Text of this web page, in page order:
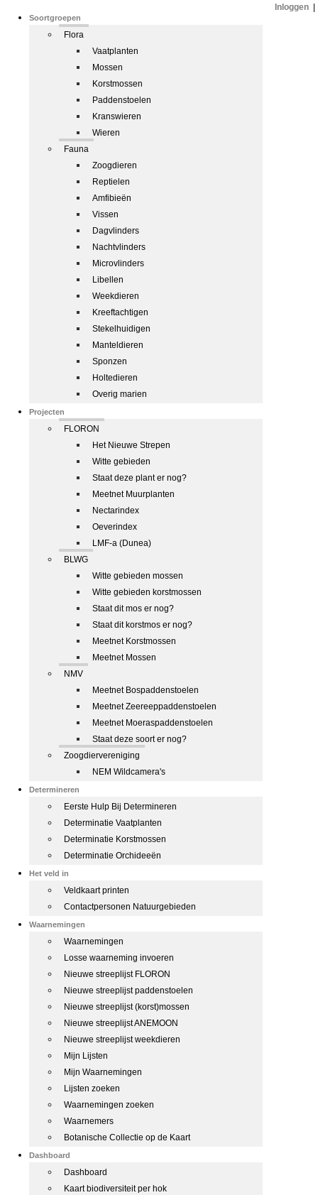
Soortgroepen
Flora
Vaatplanten
Mossen
Korstmossen
Paddenstoelen
Kranswieren
Wieren
Fauna
Zoogdieren
Reptielen
Amfibieën
Vissen
Dagvlinders
Nachtvlinders
Microvlinders
Libellen
Weekdieren
Kreeftachtigen
Stekelhuidigen
Manteldieren
Sponzen
Holtedieren
Overig marien
Projecten
FLORON
Het Nieuwe Strepen
Witte gebieden
Staat deze plant er nog?
Meetnet Muurplanten
Nectarindex
Oeverindex
LMF-a (Dunea)
BLWG
Witte gebieden mossen
Witte gebieden korstmossen
Staat dit mos er nog?
Staat dit korstmos er nog?
Meetnet Korstmossen
Meetnet Mossen
NMV
Meetnet Bospaddenstoelen
Meetnet Zeereeppaddenstoelen
Meetnet Moeraspaddenstoelen
Staat deze soort er nog?
Zoogdiervereniging
NEM Wildcamera's
Determineren
Eerste Hulp Bij Determineren
Determinatie Vaatplanten
Determinatie Korstmossen
Determinatie Orchideeën
Het veld in
Veldkaart printen
Contactpersonen Natuurgebieden
Waarnemingen
Waarnemingen
Losse waarneming invoeren
Nieuwe streeplijst FLORON
Nieuwe streeplijst paddenstoelen
Nieuwe streeplijst (korst)mossen
Nieuwe streeplijst ANEMOON
Nieuwe streeplijst weekdieren
Mijn Lijsten
Mijn Waarnemingen
Lijsten zoeken
Waarnemingen zoeken
Waarnemers
Botanische Collectie op de Kaart
Dashboard
Dashboard
Kaart biodiversiteit per hok
Inloggen